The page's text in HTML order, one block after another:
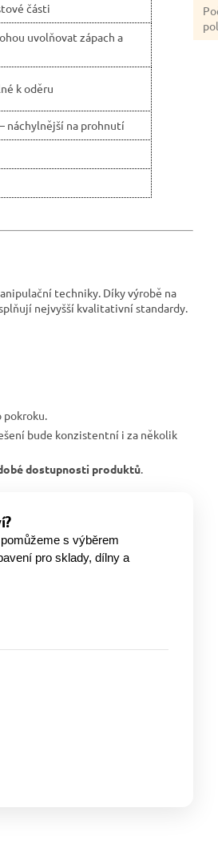
části
uvolňovat zápach a
k oděru
náchylnější na prohnutí
techniky. Díky výrobě na
nejvyšší kvalitativní standardy.
pokroku.
bude konzistentní i za několik
dostupnosti produktů.
s výběrem
pro sklady, dílny a